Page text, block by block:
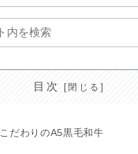
目次
こだわりのA5黒毛和牛